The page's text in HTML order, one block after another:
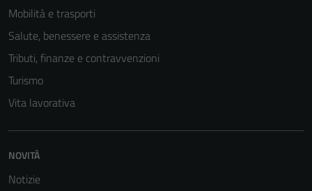
Mobilità e trasporti
Salute, benessere e assistenza
Tributi, finanze e contravvenzioni
Turismo
Vita lavorativa
NOVITÀ
Notizie